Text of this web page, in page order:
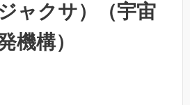
ャクサ）（宇宙
機構）